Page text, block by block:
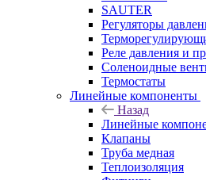
SAUTER
Регуляторы
Реле давления и
Соленоидные
Термостаты
Линейные компоненты
Назад
Линейные
Клапаны
Труба медная
Теплоизоляция